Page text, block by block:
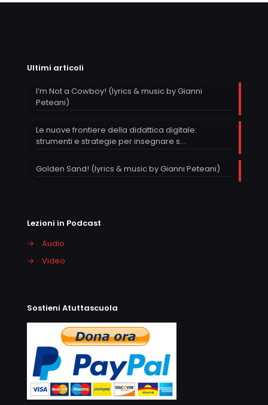
Ultimi articoli
I’m Not a Cowboy! (lyrics & music by Gianni
Peteani)
Le nuove frontiere della didattica digitale:
strumenti e strategie per insegnare s…
Golden Sand! (lyrics & music by Gianni Peteani)
Lezioni in Podcast
→
Audio
→
Video
Sostieni Atuttascuola